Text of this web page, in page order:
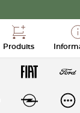
Produits